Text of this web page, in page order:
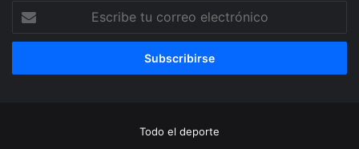
tu
correo
Todo el deporte